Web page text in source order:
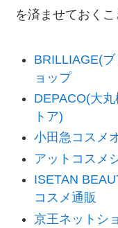
を済ませておく
BRILLIAGE(
ョップ
DEPACO(大
トア)
小田急コスメ
アットコスメ
ISETAN
コスメ通販
京王ネットシ